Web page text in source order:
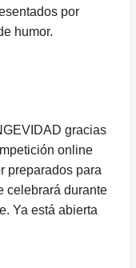
por
humor.
gracias
online
preparados para
celebrará durante
Ya está abierta